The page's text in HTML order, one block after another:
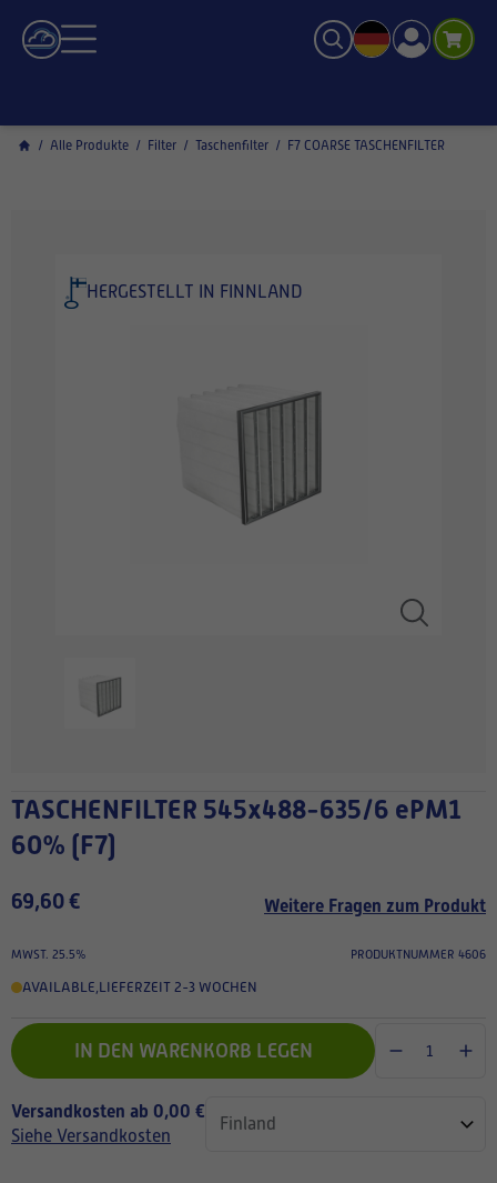
/ Alle Produkte / Filter / Taschenfilter / F7 COARSE TASCHENFILTER
HERGESTELLT IN FINNLAND
TASCHENFILTER 545x488-635/6 ePM1
60% (F7)
69,60 € Weitere Fragen zum Produkt
MWST. 25.5% PRODUKTNUMMER 4606
AVAILABLE,LIEFERZEIT 2-3 WOCHEN
IN DEN WARENKORB LEGEN
Versandkosten ab 0,00 €
Siehe Versandkosten